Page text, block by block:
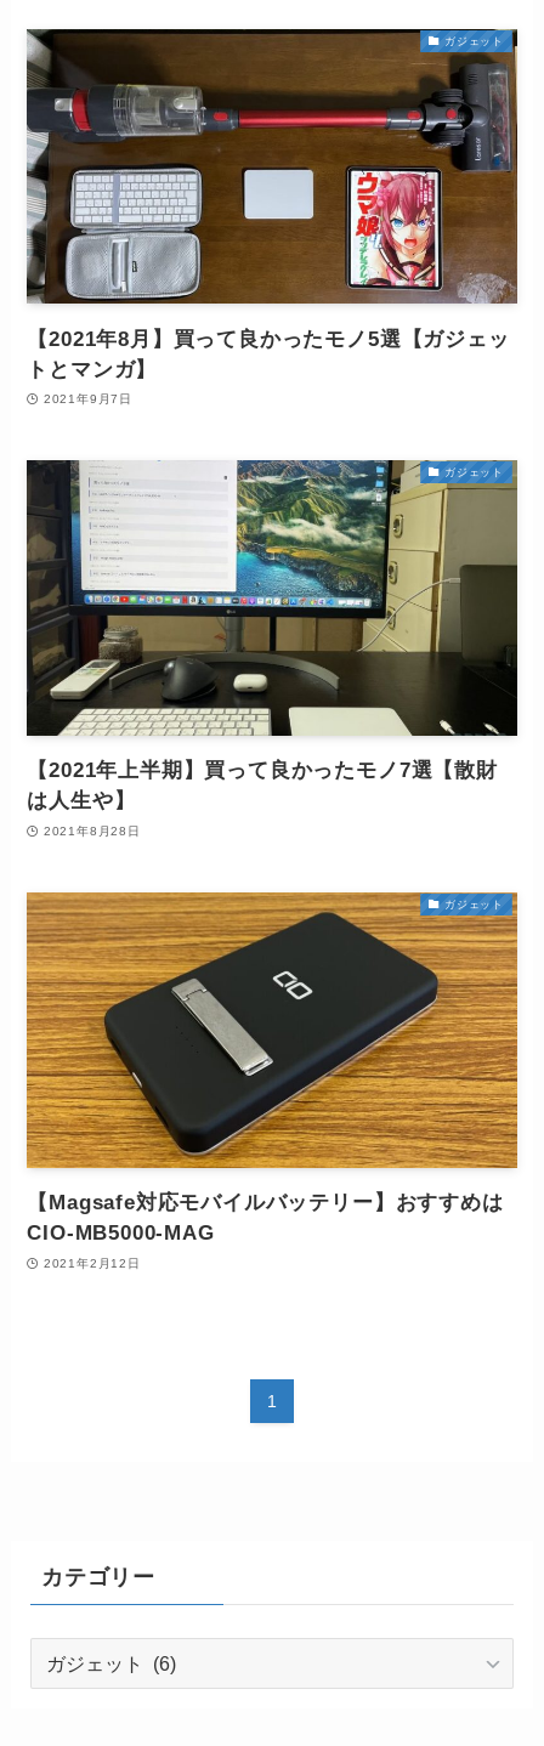
ガジェット
【2021年8月】買って良かったモノ5選【ガジェッ
トとマンガ】
2021年9月7日
ガジェット
【2021年上半期】買って良かったモノ7選【散財
は人生や】
2021年8月28日
ガジェット
【Magsafe対応モバイルバッテリー】おすすめは
CIO-MB5000-MAG
2021年2月12日
1
カテゴリー